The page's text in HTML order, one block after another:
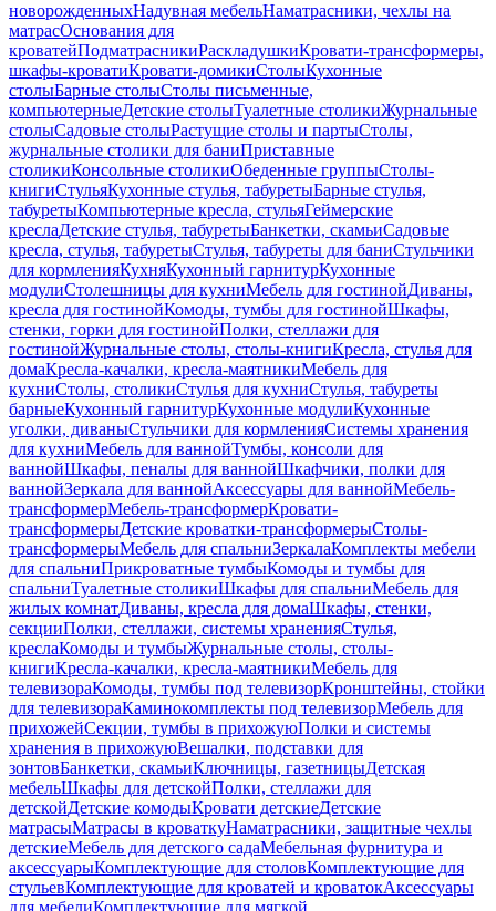
новорожденныхНадувная мебельНаматрасники, чехлы на
матрасОснования для
кроватейПодматрасникиРаскладушкиКровати-трансформеры,
шкафы-кроватиКровати-домикиСтолыКухонные
столыБарные столыСтолы письменные,
компьютерныеДетские столыТуалетные столикиЖурнальные
столыСадовые столыРастущие столы и партыСтолы,
журнальные столики для баниПриставные
столикиКонсольные столикиОбеденные группыСтолы-
книгиСтульяКухонные стулья, табуретыБарные стулья,
табуретыКомпьютерные кресла, стульяГеймерские
креслаДетские стулья, табуретыБанкетки, скамьиСадовые
кресла, стулья, табуретыСтулья, табуреты для баниСтульчики
для кормленияКухняКухонный гарнитурКухонные
модулиСтолешницы для кухниМебель для гостинойДиваны,
кресла для гостинойКомоды, тумбы для гостинойШкафы,
стенки, горки для гостинойПолки, стеллажи для
гостинойЖурнальные столы, столы-книгиКресла, стулья для
домаКресла-качалки, кресла-маятникиМебель для
кухниСтолы, столикиСтулья для кухниСтулья, табуреты
барныеКухонный гарнитурКухонные модулиКухонные
уголки, диваныСтульчики для кормленияСистемы хранения
для кухниМебель для ваннойТумбы, консоли для
ваннойШкафы, пеналы для ваннойШкафчики, полки для
ваннойЗеркала для ваннойАксессуары для ваннойМебель-
трансформерМебель-трансформерКровати-
трансформерыДетские кроватки-трансформерыСтолы-
трансформерыМебель для спальниЗеркалаКомплекты мебели
для спальниПрикроватные тумбыКомоды и тумбы для
спальниТуалетные столикиШкафы для спальниМебель для
жилых комнатДиваны, кресла для домаШкафы, стенки,
секцииПолки, стеллажи, системы храненияСтулья,
креслаКомоды и тумбыЖурнальные столы, столы-
книгиКресла-качалки, кресла-маятникиМебель для
телевизораКомоды, тумбы под телевизорКронштейны, стойки
для телевизораКаминокомплекты под телевизорМебель для
прихожейСекции, тумбы в прихожуюПолки и системы
хранения в прихожуюВешалки, подставки для
зонтовБанкетки, скамьиКлючницы, газетницыДетская
мебельШкафы для детскойПолки, стеллажи для
детскойДетские комодыКровати детскиеДетские
матрасыМатрасы в кроваткуНаматрасники, защитные чехлы
детскиеМебель для детского садаМебельная фурнитура и
аксессуарыКомплектующие для столовКомплектующие для
стульевКомплектующие для кроватей и кроватокАксессуары
для мебелиКомплектующие для мягкой